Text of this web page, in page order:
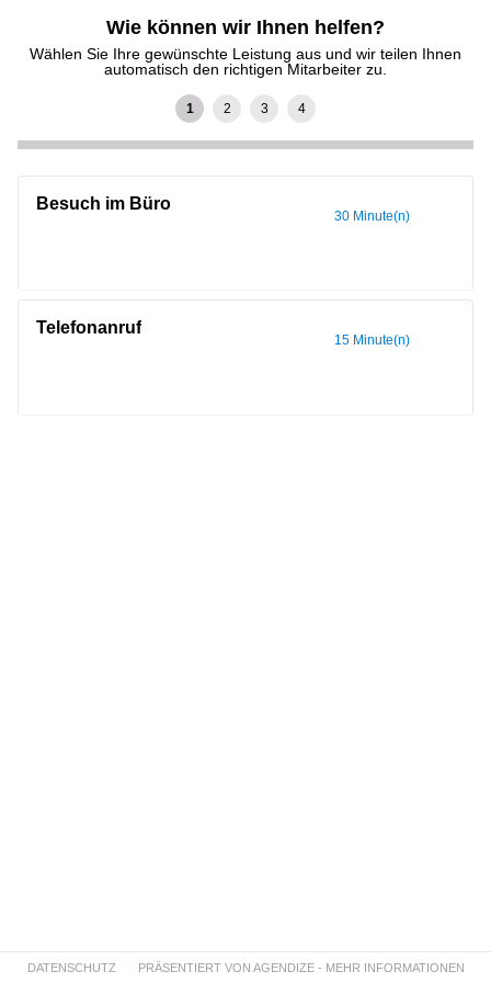
Wie können wir Ihnen helfen?
Wählen Sie Ihre gewünschte Leistung aus und wir teilen Ihnen
automatisch den richtigen Mitarbeiter zu.
Besuch im Büro
30 Minute(n)
Telefonanruf
15 Minute(n)
DATENSCHUTZ PRÄSENTIERT VON AGENDIZE - MEHR INFORMATIONEN